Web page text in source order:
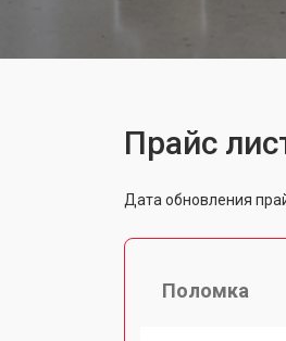
Прайс
Дата обновления
Поломка